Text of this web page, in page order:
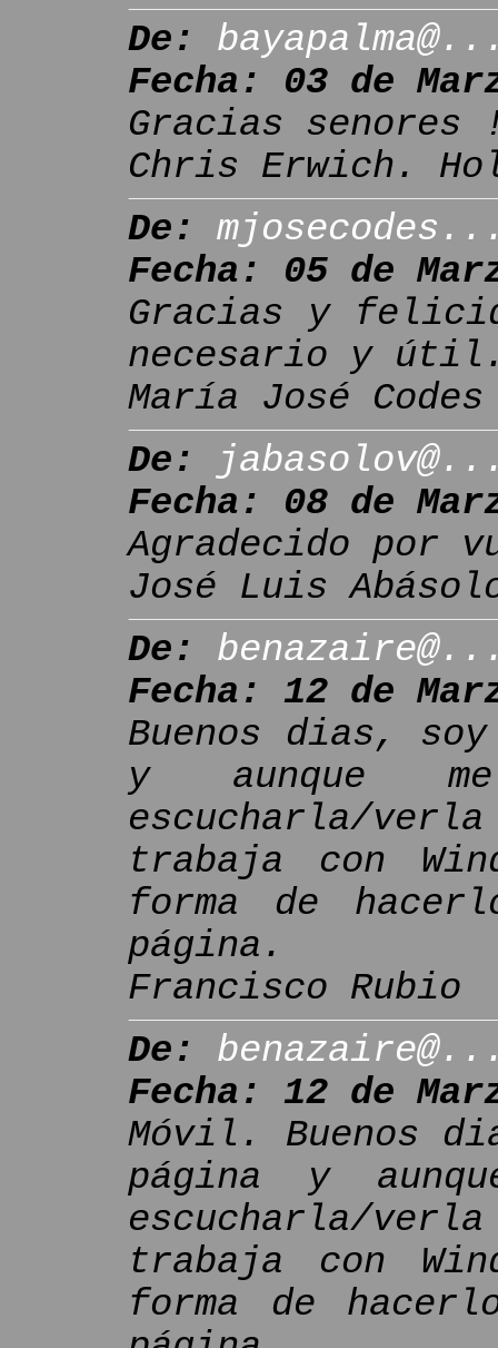
De:
Fecha: 03 de
Gracias
Chris Erwich.
De:
Fecha: 05 de
Gracias y
necesario y
María José Codes
De:
Fecha: 08 de
Agradecido por
José Luis
De:
Fecha: 12 de
Buenos dias,
y aunque
escucharla/
trabaja con
forma de
página.
Francisco Rubio
De:
Fecha: 12 de
Móvil. Buenos
página y
escucharla/
trabaja con
forma de